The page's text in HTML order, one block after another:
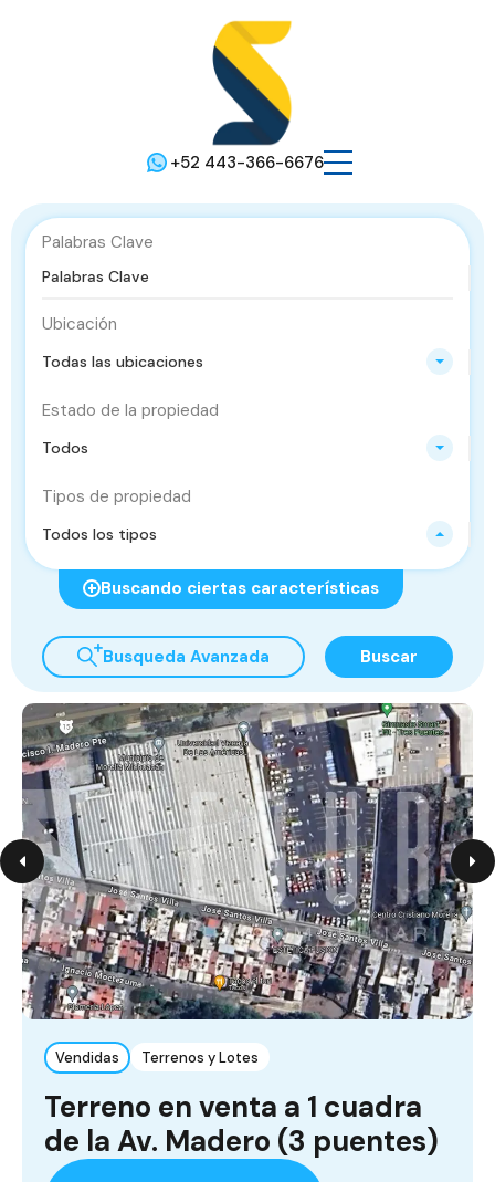
+52 443-366-6676
Palabras Clave
Ubicación
Todas las ubicaciones
Estado de la propiedad
Todos
Tipos de propiedad
Todos los tipos
Buscando ciertas características
Busqueda Avanzada Buscar
Vendidas Terrenos y Lotes
Terreno en venta a 1 cuadra
de la Av. Madero (3 puentes)